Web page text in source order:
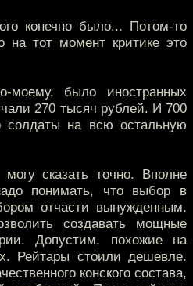
конечно было... Потом-то
на тот момент критике это
моему, было иностранных
270 тысяч рублей. И 700
солдаты на всю остальную
сказать точно. Вполне
понимать, что выбор в
отчасти вынужденным.
создавать мощные
Допустим, похожие на
Рейтары стоили дешевле.
конского состава,